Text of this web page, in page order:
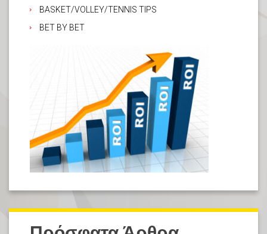
BASKET/VOLLEY/TENNIS TIPS
BET BY BET